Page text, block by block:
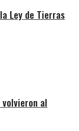
Ley de Tierras
volvieron al